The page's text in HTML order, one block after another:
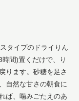
タイプのドライりん
間)置くだけで、り
ります。砂糖を足さ
自然な甘さの朝食に
ば、噛みごたえのあ